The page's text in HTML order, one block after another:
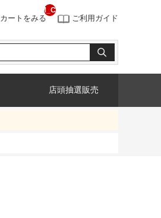
カートをみる
__ITM_CNT__
ご利用ガイド
店頭抽選販売